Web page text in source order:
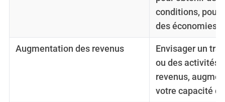
conditions,
des économies
Augmentation des revenus
Envisager un
ou des activités
revenus,
votre capacité